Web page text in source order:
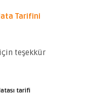
Tarifini
teşekkür
tarifi